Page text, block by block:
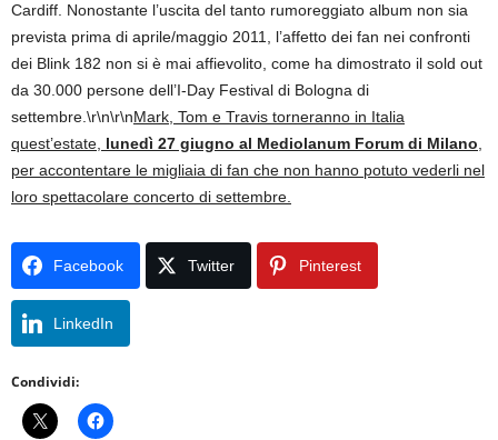
Cardiff. Nonostante l’uscita del tanto rumoreggiato album non sia
prevista prima di aprile/maggio 2011, l’affetto dei fan nei confronti
dei Blink 182 non si è mai affievolito, come ha dimostrato il sold out
da 30.000 persone dell’I-Day Festival di Bologna di
settembre.\r\n\r\nMark, Tom e Travis torneranno in Italia
quest’estate, lunedì 27 giugno al Mediolanum Forum di Milano
per accontentare le migliaia di fan che non hanno potuto vederli nel
loro spettacolare concerto di settembre.
Facebook Twitter Pinterest
LinkedIn
Condividi: